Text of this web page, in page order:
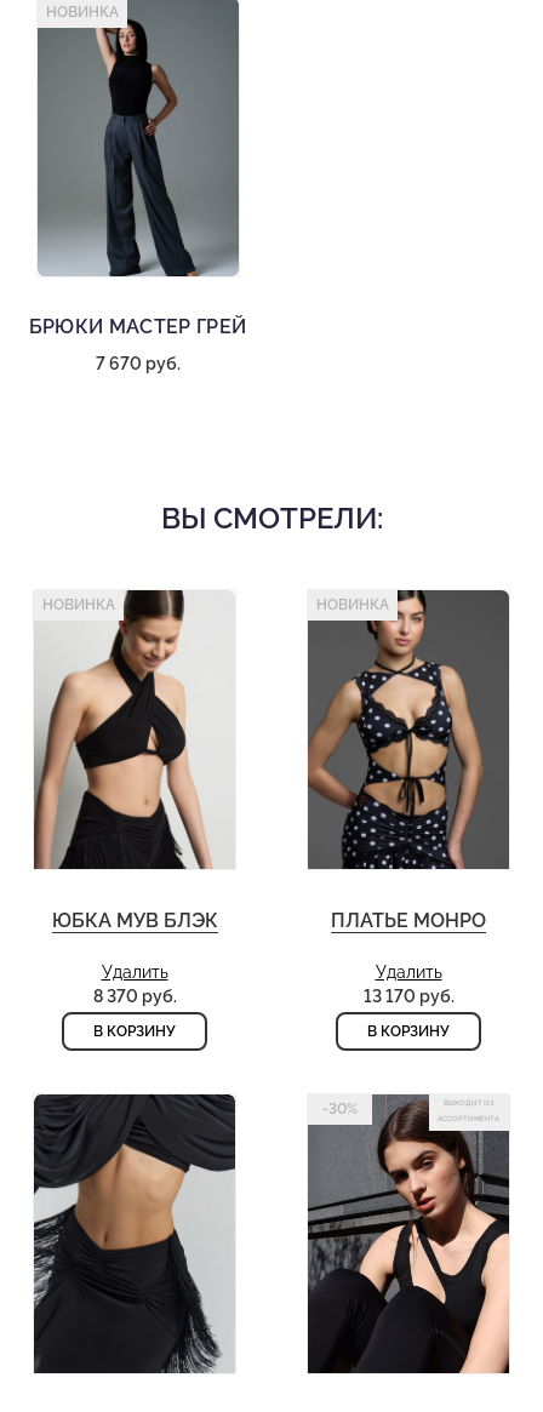
НОВИНКА
БРЮКИ МАСТЕР ГРЕЙ
7 670 руб.
ВЫ СМОТРЕЛИ:
НОВИНКА
ЮБКА МУВ БЛЭК
Удалить
8 370 руб.
В КОРЗИНУ
НОВИНКА
ПЛАТЬЕ МОНРО
Удалить
13 170 руб.
В КОРЗИНУ
ВЫХОДИТ ИЗ
АССОРТИМЕНТА
-30%